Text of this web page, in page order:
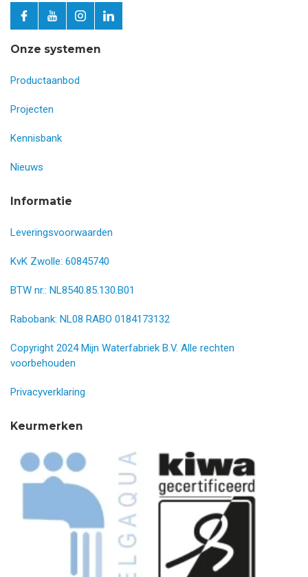
Onze systemen
Productaanbod
Projecten
Kennisbank
Nieuws
Informatie
Leveringsvoorwaarden
KvK Zwolle: 60845740
BTW nr.: NL8540.85.130.B01
Rabobank: NL08 RABO 0184173132
Copyright 2024 Mijn Waterfabriek B.V. Alle rechten
voorbehouden
Privacyverklaring
Keurmerken